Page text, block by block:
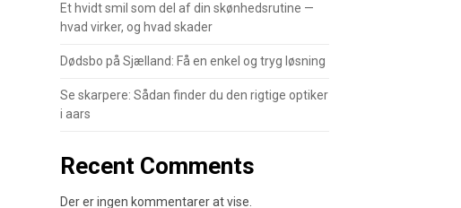
Et hvidt smil som del af din skønhedsrutine —
hvad virker, og hvad skader
Dødsbo på Sjælland: Få en enkel og tryg løsning
Se skarpere: Sådan finder du den rigtige optiker
i aars
Recent Comments
Der er ingen kommentarer at vise.